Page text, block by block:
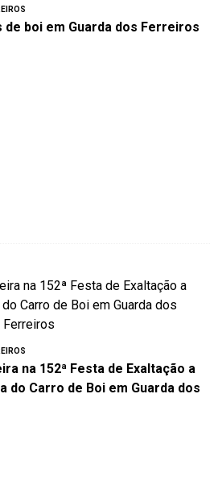
boi em Guarda dos Ferreiros
na 152ª Festa de Exaltação a
do Carro de Boi em Guarda dos